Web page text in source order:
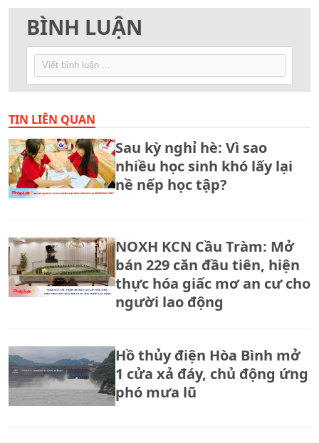
BÌNH LUẬN
TIN LIÊN QUAN
Sau kỳ nghỉ hè: Vì sao
nhiều học sinh khó lấy lại
nề nếp học tập?
NOXH KCN Cầu Tràm: Mở
bán 229 căn đầu tiên, hiện
thực hóa giấc mơ an cư cho
người lao động
Hồ thủy điện Hòa Bình mở
1 cửa xả đáy, chủ động ứng
phó mưa lũ